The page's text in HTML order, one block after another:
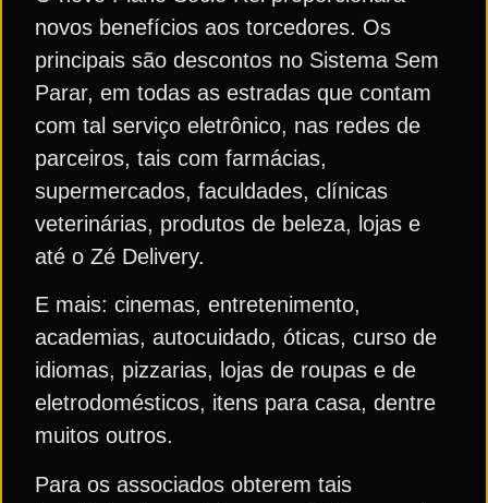
novos benefícios aos torcedores. Os
principais são descontos no Sistema Sem
Parar, em todas as estradas que contam
com tal serviço eletrônico, nas redes de
parceiros, tais com farmácias,
supermercados, faculdades, clínicas
veterinárias, produtos de beleza, lojas e
até o Zé Delivery.
E mais: cinemas, entretenimento,
academias, autocuidado, óticas, curso de
idiomas, pizzarias, lojas de roupas e de
eletrodomésticos, itens para casa, dentre
muitos outros.
Para os associados obterem tais